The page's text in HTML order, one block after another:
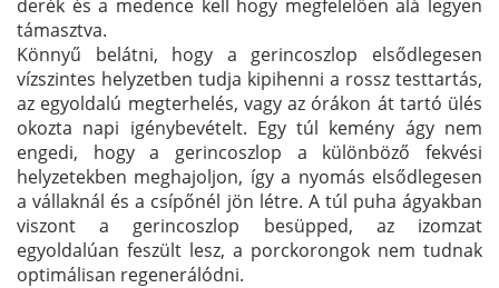
derék és a medence kell hogy megfelelően alá legyen
támasztva.
Könnyű belátni, hogy a gerincoszlop elsődlegesen
vízszintes helyzetben tudja kipihenni a rossz testtartás,
az egyoldalú megterhelés, vagy az órákon át tartó ülés
okozta napi igénybevételt. Egy túl kemény ágy nem
engedi, hogy a gerincoszlop a különböző fekvési
helyzetekben meghajoljon, így a nyomás elsődlegesen
a vállaknál és a csípőnél jön létre. A túl puha ágyakban
viszont a gerincoszlop besüpped, az izomzat
egyoldalúan feszült lesz, a porckorongok nem tudnak
optimálisan regenerálódni.